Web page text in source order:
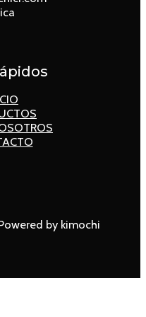
by kimochi